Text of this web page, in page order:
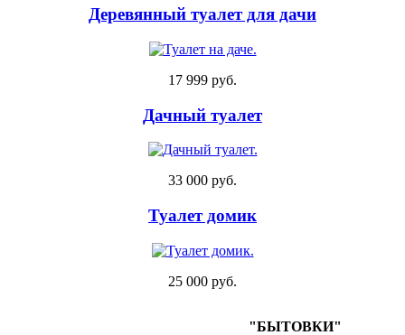
Деревянный туалет для дачи
17 999 руб.
Дачный туалет
33 000 руб.
Туалет домик
25 000 руб.
"БЫТОВКИ"